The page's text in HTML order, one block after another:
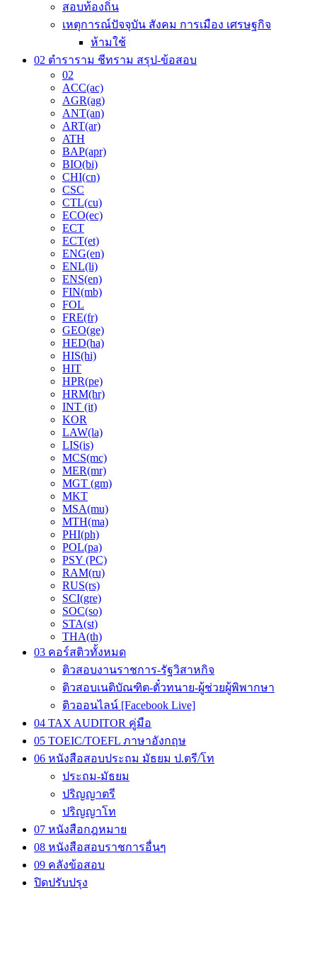
สอบท้องถิ่น
เหตุการณ์ปัจจุบัน สังคม การเมือง เศรษฐกิจ
ห้ามใช้
02 ตำราราม ชีทราม สรุป-ข้อสอบ
02
ACC(ac)
AGR(ag)
ANT(an)
ART(ar)
ATH
BAP(apr)
BIO(bi)
CHI(cn)
CSC
CTL(cu)
ECO(ec)
ECT
ECT(et)
ENG(en)
ENL(li)
ENS(en)
FIN(mb)
FOL
FRE(fr)
GEO(ge)
HED(ha)
HIS(hi)
HIT
HPR(pe)
HRM(hr)
INT (it)
KOR
LAW(la)
LIS(is)
MCS(mc)
MER(mr)
MGT (gm)
MKT
MSA(mu)
MTH(ma)
PHI(ph)
POL(pa)
PSY (PC)
RAM(ru)
RUS(rs)
SCI(gre)
SOC(so)
STA(st)
THA(th)
03 คอร์สติวทั้งหมด
ติวสอบงานราชการ-รัฐวิสาหกิจ
ติวสอบเนติบัณฑิต-ตั๋วทนาย-ผู้ช่วยผู้พิพากษา
ติวออนไลน์ [Facebook Live]
04 TAX AUDITOR คู่มือ
05 TOEIC/TOEFL ภาษาอังกฤษ
06 หนังสือสอบประถม มัธยม ป.ตรี/โท
ประถม-มัธยม
ปริญญาตรี
ปริญญาโท
07 หนังสือกฎหมาย
08 หนังสือสอบราชการอื่นๆ
09 คลังข้อสอบ
ปิดปรับปรุง